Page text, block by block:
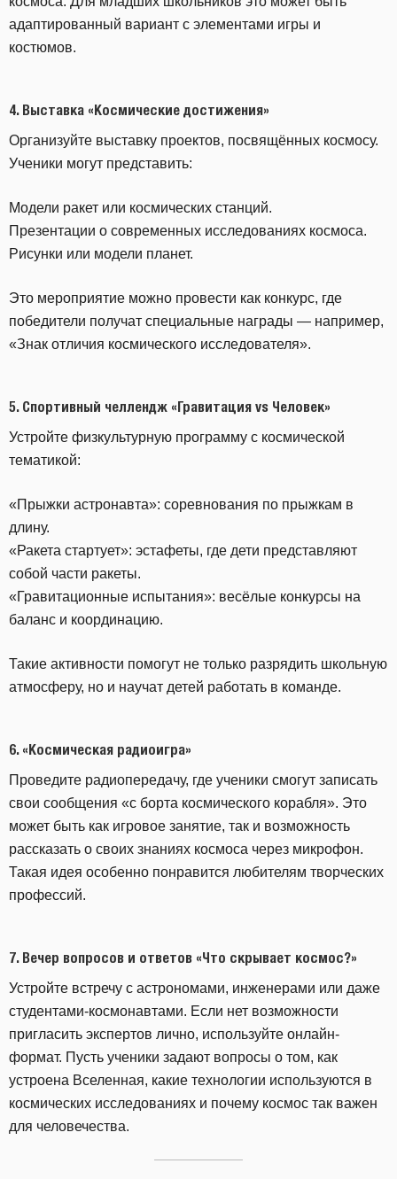
адаптированный вариант с элементами игры и
костюмов.
4. Выставка «Космические достижения»
Организуйте выставку проектов, посвящённых космосу.
Ученики могут представить:
Модели ракет или космических станций.
Презентации о современных исследованиях космоса.
Рисунки или модели планет.
Это мероприятие можно провести как конкурс, где
победители получат специальные награды — например,
«Знак отличия космического исследователя».
5. Спортивный челлендж «Гравитация vs Человек»
Устройте физкультурную программу с космической
тематикой:
«Прыжки астронавта»: соревнования по прыжкам в
длину.
«Ракета стартует»: эстафеты, где дети представляют
собой части ракеты.
«Гравитационные испытания»: весёлые конкурсы на
баланс и координацию.
Такие активности помогут не только разрядить школьную
атмосферу, но и научат детей работать в команде.
6. «Космическая радиоигра»
Проведите радиопередачу, где ученики смогут записать
свои сообщения «с борта космического корабля». Это
может быть как игровое занятие, так и возможность
рассказать о своих знаниях космоса через микрофон.
Такая идея особенно понравится любителям творческих
профессий.
7. Вечер вопросов и ответов «Что скрывает космос?»
Устройте встречу с астрономами, инженерами или даже
студентами-космонавтами. Если нет возможности
пригласить экспертов лично, используйте онлайн-
формат. Пусть ученики задают вопросы о том, как
устроена Вселенная, какие технологии используются в
космических исследованиях и почему космос так важен
для человечества.